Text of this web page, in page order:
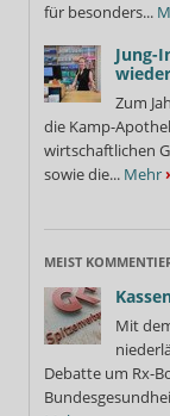
für besonders...
Jung-
Zum
die Kamp-
wirtschaftlichen
sowie die... Mehr
MEIST
Mit
Debatte um Rx-